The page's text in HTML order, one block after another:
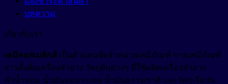
บทความ
เกี่ยวกับเรา
เคมีคอสเมติกส์ เป็นตัวแทนจัดจำหน่ายเคมีภัณฑ์ ขายเคมีภัณฑ์
สารตั้งต้นเครื่องสำอาง วัตถุดิบต่างๆ ที่ใช้ผลิตเครื่องสำอาง
หัวน้ำหอม น้ำมันหอมระเหย น้ำมันธรรมชาติ และวัตถุเจือปน